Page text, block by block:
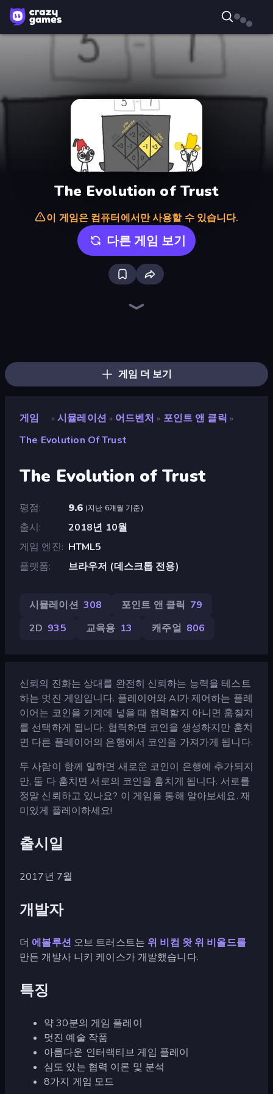
The Evolution of Trust
이 게임은 컴퓨터에서만 사용할 수 있습니다.
다른 게임 보기
게임 더 보기
게임 » 시뮬레이션 » 어드벤처 » 포인트 앤 클릭 »
The Evolution Of Trust
The Evolution of Trust
평점 9.6 (지난 6개월 기준)
출시
2018년 10월
게임 엔진
HTML5
플랫폼
브라우저 (데스크톱 전용)
시뮬레이션 308 포인트 앤 클릭 79
2D 935 교육용 13 캐주얼 806
신뢰의 진화는 상대를 완전히 신뢰하는 능력을 테스트
하는 멋진 게임입니다. 플레이어와 AI가 제어하는 플레
이어는 코인을 기계에 넣을 때 협력할지 아니면 훔칠지
를 선택하게 됩니다. 협력하면 코인을 생성하지만 훔치
면 다른 플레이어의 은행에서 코인을 가져가게 됩니다.
두 사람이 함께 일하면 새로운 코인이 은행에 추가되지
만, 둘 다 훔치면 서로의 코인을 훔치게 됩니다. 서로를
정말 신뢰하고 있나요? 이 게임을 통해 알아보세요. 재
미있게 플레이하세요!
출시일
2017년 7월
개발자
더 에볼루션 오브 트러스트는 위 비컴 왓 위 비올드를
만든 개발사 니키 케이스가 개발했습니다.
특징
약 30분의 게임 플레이
멋진 예술 작품
아름다운 인터랙티브 게임 플레이
심도 있는 협력 이론 및 분석
8가지 게임 모드